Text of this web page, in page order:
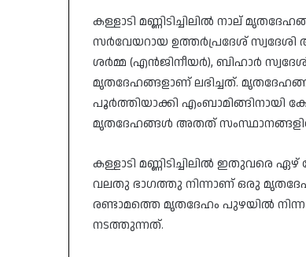
കള്ളാടി മണ്ണിടിച്ചിലില്‍ നാല്
സര്‍വേയറായ ഉത്തര്‍പ്രദേശ്
ശര്‍മ്മ (എന്‍ജിനീയര്‍), ബിഹാര്‍
മൃതദേഹങ്ങളാണ് ലഭിച്ചത്.
പൂര്‍ത്തിയാക്കി
മൃതദേഹങ്ങള്‍ അതത്
കള്ളാടി മണ്ണിടിച്ചിലില്‍ ഇതുവരെ
വലതു ഭാഗത്തു നിന്നാണ് ഒരു
രണ്ടാമത്തെ മൃതദേഹം പുഴയില്‍
നടത്തുന്നത്.